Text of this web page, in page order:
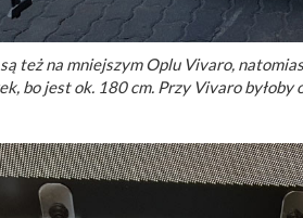
też na mniejszym Oplu Vivaro,
bo jest ok. 180 cm. Przy Vivaro byłoby